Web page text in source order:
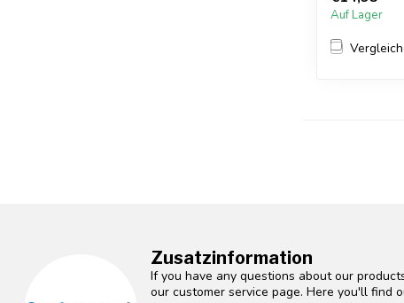
Auf Lager
Zusatzinformation
If you have any questions about our
our customer service page. Here you'll find